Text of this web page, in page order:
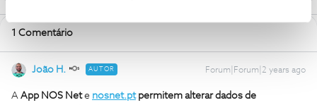
1 Comentário
João H. AUTOR Forum|Forum|2 years ago
A App NOS Nete nosnet.pt permitem alterar dados de